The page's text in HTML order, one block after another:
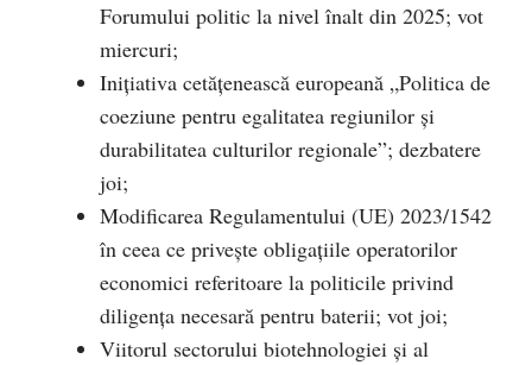
Forumului politic la nivel înalt din 2025; vot
miercuri;
Inițiativa cetățenească europeană „Politica de
coeziune pentru egalitatea regiunilor și
durabilitatea culturilor regionale”; dezbatere
joi;
Modificarea Regulamentului (UE) 2023/1542
în ceea ce privește obligațiile operatorilor
economici referitoare la politicile privind
diligența necesară pentru baterii; vot joi;
Viitorul sectorului biotehnologiei și al